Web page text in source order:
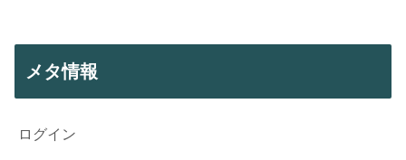
メタ情報
ログイン